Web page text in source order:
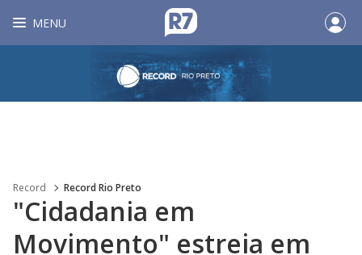
MENU
Record Record Rio Preto
"Cidadania em
Movimento" estreia em